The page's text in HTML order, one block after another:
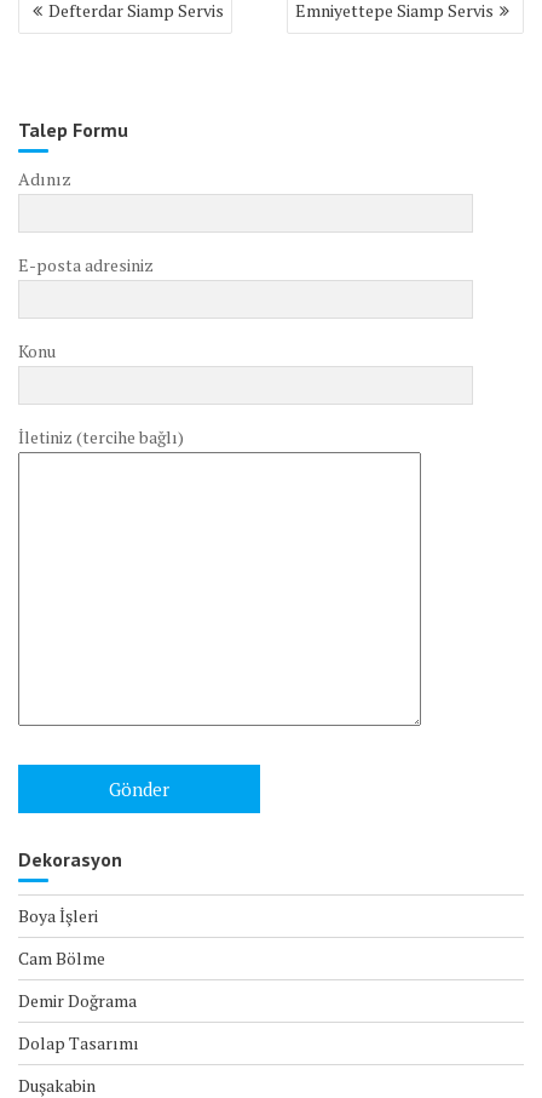
gezinmesi
Defterdar Siamp Servis Emniyettepe Siamp Servis
Talep Formu
Adınız
E-posta adresiniz
Konu
İletiniz (tercihe bağlı)
Dekorasyon
Boya İşleri
Cam Bölme
Demir Doğrama
Dolap Tasarımı
Duşakabin